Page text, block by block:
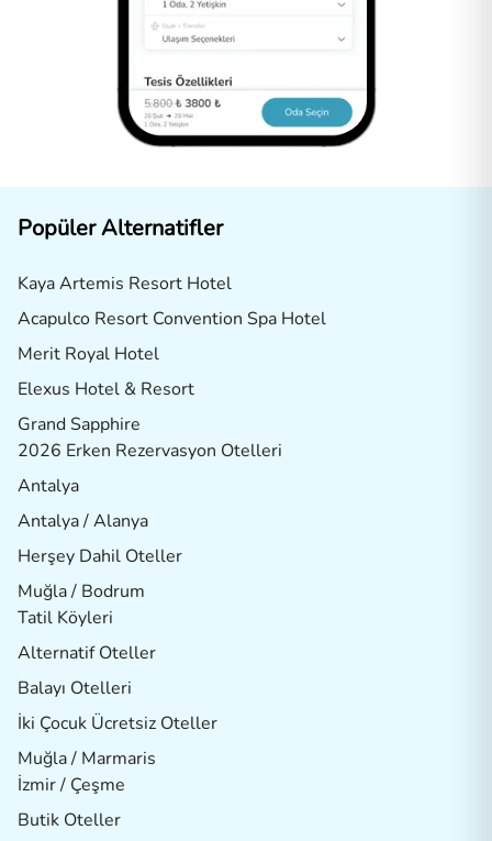
Popüler Alternatifler
Kaya Artemis Resort Hotel
Acapulco Resort Convention Spa Hotel
Merit Royal Hotel
Elexus Hotel & Resort
Grand Sapphire
2026 Erken Rezervasyon Otelleri
Antalya
Antalya / Alanya
Herşey Dahil Oteller
Muğla / Bodrum
Tatil Köyleri
Alternatif Oteller
Balayı Otelleri
İki Çocuk Ücretsiz Oteller
Muğla / Marmaris
İzmir / Çeşme
Butik Oteller